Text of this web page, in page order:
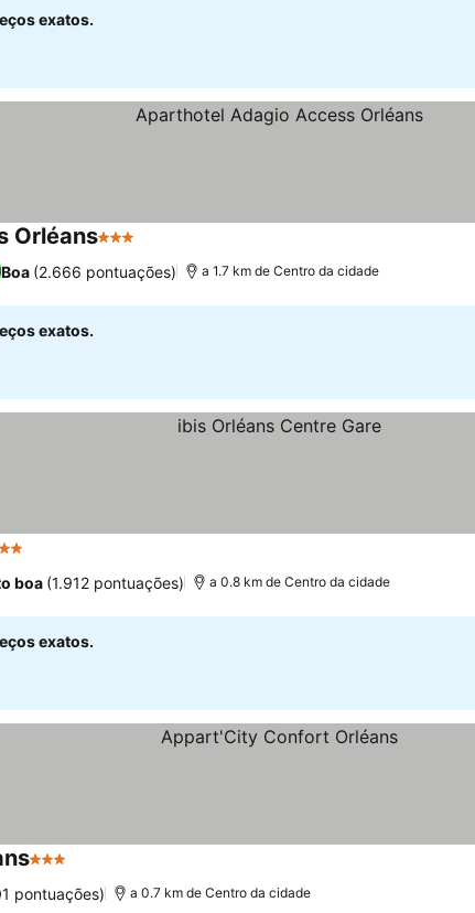
exatos.
Orléans3 Estrelas
Boa (2.666 pontuações) a 1.7 km de Centro da cidade
exatos.
boa (1.912 pontuações) a 0.8 km de Centro da cidade
exatos.
3 Estrelas
pontuações) a 0.7 km de Centro da cidade